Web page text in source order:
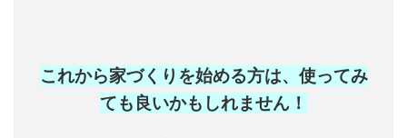
これから家づくりを始める方は、使ってみ
ても良いかもしれません ！